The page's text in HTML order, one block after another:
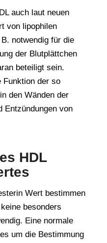
auch laut neuen
von lipophilen
notwendig für die
der Blutplättchen
beteiligt sein.
Funktion der so
den Wänden der
Entzündungen von
HDL
Wert bestimmen
besonders
Eine normale
um die Bestimmung